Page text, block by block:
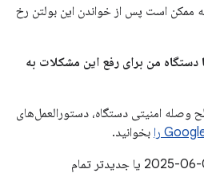
ممکن است پس از خواندن این بولتن رخ
من برای رفع این مشکلات به
وصله امنیتی دستگاه، دستورالعمل‌های
بخوانید.
سطوح وصله امنیتی 01-06-2025 یا جدیدتر تمام